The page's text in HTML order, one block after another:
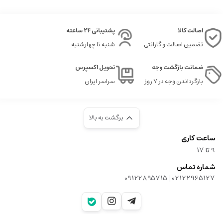
اصالت کالا
تضمین اصالت و گارانتی
پشتیبانی 24 ساعته
شنبه تا چهارشنبه
ضمانت بازگشت وجه
بازگرداندن وجه در ۷ روز
تحویل اکسپرس
سراسر ایران
برگشت به بالا
ساعت کاری
9‌ تا ۱۷
شماره تماس
02122965127
|
09122895715